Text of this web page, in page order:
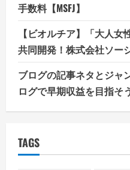
手数料【MSFJ】
【ビオルチア】「大人
共同開発！株式会社ソー
ブログの記事ネタとジャ
ログで早期収益を目指そ
TAGS